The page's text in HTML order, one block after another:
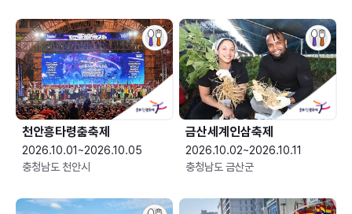
천안흥타령춤축제
2026.10.01~2026.10.05
충청남도 천안시
금산세계인삼축제
2026.10.02~2026.10.11
충청남도 금산군